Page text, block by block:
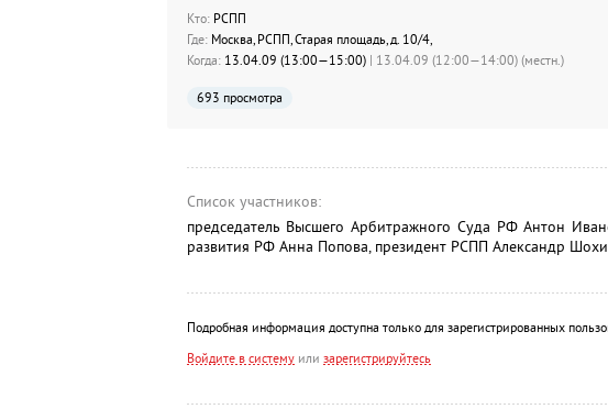
Кто:РСПП
Где:Москва, РСПП, Старая площадь, д. 10/4,
Когда:13.04.09 (13:00—15:00) | 13.04.09 (12:00—14:00) (местн.)
693 просмотра
Список участников:
председатель Высшего Арбитражного Суда РФ Антон
развития РФ Анна Попова, президент РСПП Александр
Подробная информация доступна только для зарегистрированных
Войдите в системуили зарегистрируйтесь